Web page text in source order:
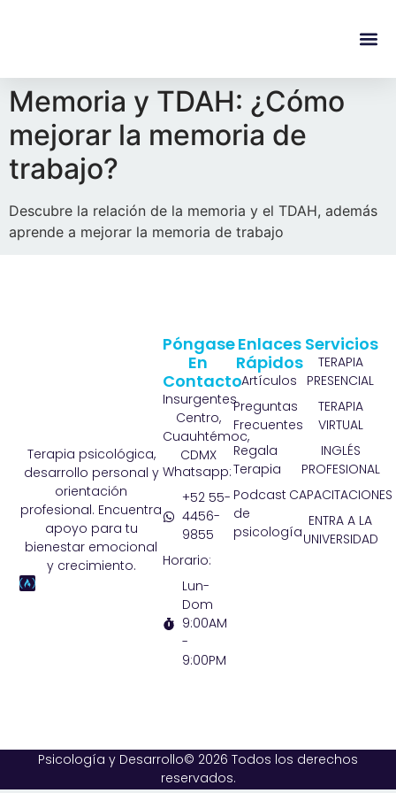
Memoria y TDAH: ¿Cómo
mejorar la memoria de
trabajo?
Descubre la relación de la memoria y el TDAH, además
aprende a mejorar la memoria de trabajo
Terapia psicológica,
desarrollo personal y
orientación
profesional. Encuentra
apoyo para tu
bienestar emocional
y crecimiento.
Servicios
TERAPIA
PRESENCIAL
TERAPIA
VIRTUAL
INGLÉS
PROFESIONAL
CAPACITACIONES
ENTRA A LA
UNIVERSIDAD
Enlaces
Rápidos
Artículos
Preguntas
Frecuentes
Regala
Terapia
Podcast
de
psicología
Póngase
En
Contacto
Insurgentes
Centro,
Cuauhtémoc,
CDMX
Whatsapp:
+52 55-
4456-
9855
Horario:
Lun-
Dom
9:00AM
-
9:00PM
Psicología y Desarrollo© 2026 Todos los derechos
reservados.